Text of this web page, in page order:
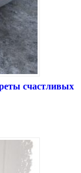
счастливых